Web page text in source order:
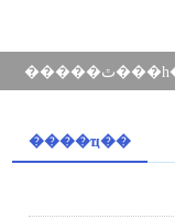
����ҵ��